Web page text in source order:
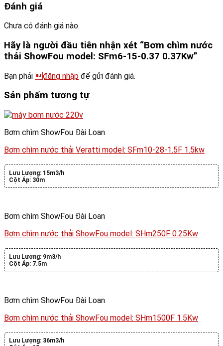
Đánh giá
Chưa có đánh giá nào.
Hãy là người đầu tiên nhận xét “Bơm chìm nước
thải ShowFou model: SFm6-15-0.37 0.37Kw”
Bạn phải đăng nhập để gửi đánh giá.
Sản phẩm tương tự
Bơm chìm ShowFou Đài Loan
Bơm chìm nước thải Veratti model: SFm10-28-1.5F 1.5kw
Lưu Lượng: 15m3/h
Cột Áp: 30m
Bơm chìm ShowFou Đài Loan
Bơm chìm nước thải ShowFou model: SHm250F 0.25Kw
Lưu Lượng: 9m3/h
Cột Áp: 7.5m
Bơm chìm ShowFou Đài Loan
Bơm chìm nước thải ShowFou model: SHm1500F 1.5Kw
Lưu Lượng: 36m3/h